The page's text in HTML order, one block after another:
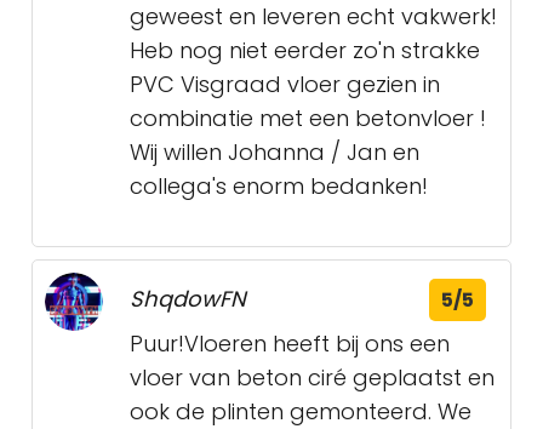
geweest en leveren echt vakwerk!
Heb nog niet eerder zo'n strakke
PVC Visgraad vloer gezien in
combinatie met een betonvloer !
Wij willen Johanna / Jan en
collega's enorm bedanken!
ShqdowFN 5/5
Puur!Vloeren heeft bij ons een
vloer van beton ciré geplaatst en
ook de plinten gemonteerd. We